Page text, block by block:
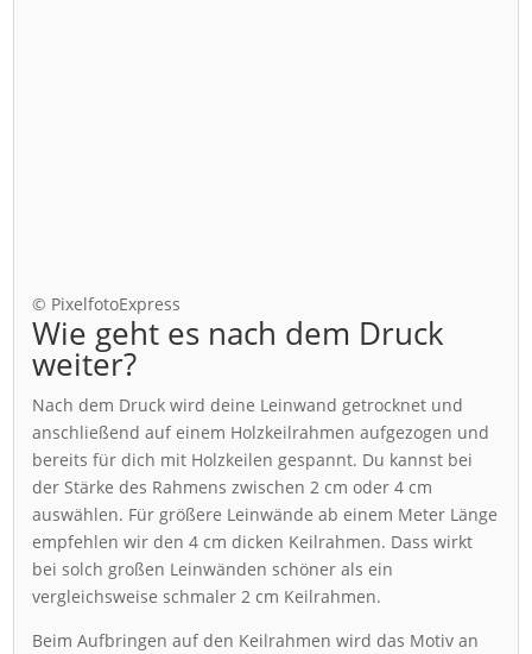
© PixelfotoExpress
Wie geht es nach dem Druck
weiter?
Nach dem Druck wird deine Leinwand getrocknet und
anschließend auf einem Holzkeilrahmen aufgezogen und
bereits für dich mit Holzkeilen gespannt. Du kannst bei
der Stärke des Rahmens zwischen 2 cm oder 4 cm
auswählen. Für größere Leinwände ab einem Meter Länge
empfehlen wir den 4 cm dicken Keilrahmen. Dass wirkt
bei solch großen Leinwänden schöner als ein
vergleichsweise schmaler 2 cm Keilrahmen.
Beim Aufbringen auf den Keilrahmen wird das Motiv an